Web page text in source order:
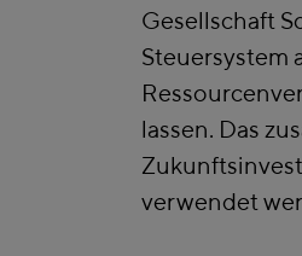
Gesellschaft
Steuersystem
lassen. Das
verwendet